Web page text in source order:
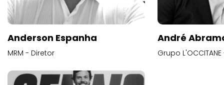
Anderson Espanha
MRM - Diretor
André
Grupo